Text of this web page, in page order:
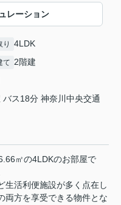
レーション
り 4LDK
て 2階建
バス18分 神奈川中央交通
㎡の4LDKのお部屋で
生活利便施設が多く点在し
両方を享受できる物件とな